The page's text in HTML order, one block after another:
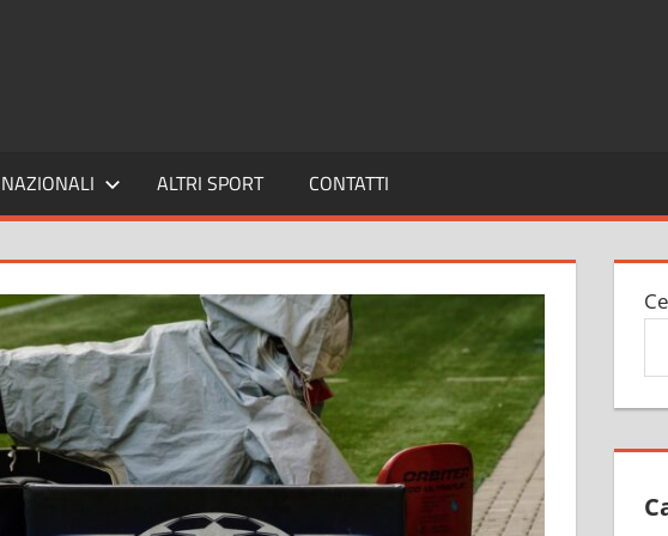
NAZIONALI ALTRI SPORT CONTATTI